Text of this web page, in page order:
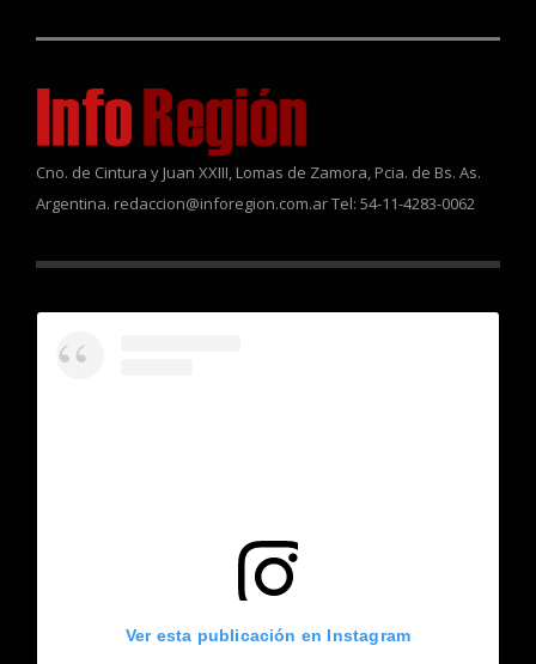
Cno. de Cintura y Juan XXIII, Lomas de Zamora, Pcia. de Bs. As.
Argentina. redaccion@inforegion.com.ar Tel: 54-11-4283-0062
Ver esta publicación en Instagram